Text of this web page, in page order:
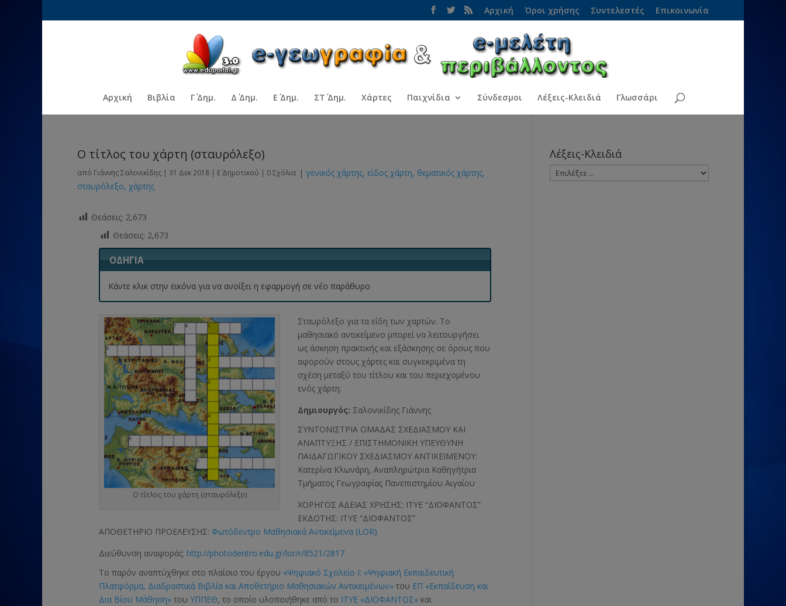
Αρχική Όροι χρήσης Συντελεστές Επικοινωνία
Αρχική Βιβλία Γ΄ Δημ. Δ΄ Δημ. Ε΄ Δημ. ΣΤ΄ Δημ. Χάρτες Παιχνίδια Σύνδεσμοι Λέξεις-Κλειδιά Γλωσσάρι
Ο τίτλος του χάρτη (σταυρόλεξο)
από Γιάννης Σαλονικίδης | 31 Δεκ 2018 | Ε΄ Δημοτικού | 0 Σχόλια | γενικός χάρτης είδος χάρτη θεματικός χάρτης
σταυρόλεξο χάρτης
Θεάσεις: 2,673
Θεάσεις: 2,673
ΟΔΗΓΙΑ
Κάντε κλικ στην εικόνα για να ανοίξει η εφαρμογή σε νέο παράθυρο
Ο τίτλος του χάρτη (σταυρόλεξο)
Σταυρόλεξο για τα είδη των χαρτών. Το
μαθησιακό αντικείμενο μπορεί να λειτουργήσει
ως άσκηση πρακτικής και εξάσκησης σε όρους που
αφορούν στους χάρτες και συγκεκριμένα τη
σχέση μεταξύ του τίτλου και του περιεχομένου
ενός χάρτη.
Δημιουργός: Σαλονικίδης Γιάννης
ΣΥΝΤΟΝΙΣΤΡΙΑ ΟΜΑΔΑΣ ΣΧΕΔΙΑΣΜΟΥ ΚΑΙ
ΑΝΑΠΤΥΞΗΣ / ΕΠΙΣΤΗΜΟΝΙΚΗ ΥΠΕΥΘΥΝΗ
ΠΑΙΔΑΓΩΓΙΚΟΥ ΣΧΕΔΙΑΣΜΟΥ ΑΝΤΙΚΕΙΜΕΝΟΥ:
Κατερίνα Κλωνάρη, Αναπληρώτρια Καθηγήτρια
Τμήματος Γεωγραφίας Πανεπιστημίου Αιγαίου
ΧΟΡΗΓΟΣ ΑΔΕΙΑΣ ΧΡΗΣΗΣ: ΙΤΥΕ “ΔΙΟΦΑΝΤΟΣ”
ΕΚΔΟΤΗΣ: ΙΤΥΕ “ΔΙΟΦΑΝΤΟΣ”
ΑΠΟΘΕΤΗΡΙΟ ΠΡΟΕΛΕΥΣΗΣ: Φωτόδεντρο Μαθησιακά Αντικείμενα (LOR)
Διεύθυνση αναφοράς: http://photodentro.edu.gr/lor/r/8521/2817
Το παρόν αναπτύχθηκε στο πλαίσιο του έργου «Ψηφιακό Σχολείο Ι: «Ψηφιακή Εκπαιδευτική
Πλατφόρμα, Διαδραστικά Βιβλία και Αποθετήριο Μαθησιακών Αντικειμένων» του ΕΠ «Εκπαίδευση και
Δια Βίου Μάθηση» τουΥΠΠΕΘ, το οποίο υλοποιήθηκε από το ΙΤΥΕ «ΔΙΟΦΑΝΤΟΣ» και
Λέξεις-Κλειδιά